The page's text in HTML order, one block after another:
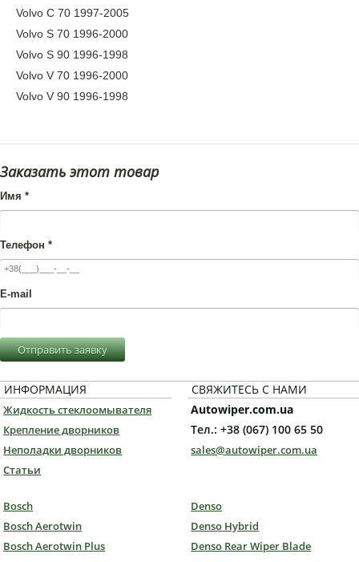
Volvo C 70 1997-2005
Volvo S 70 1996-2000
Volvo S 90 1996-1998
Volvo V 70 1996-2000
Volvo V 90 1996-1998
Заказать этот товар
Имя *
Телефон *
E-mail
Отправить заявку
ИНФОРМАЦИЯ
Жидкость стеклоомывателя
Крепление дворников
Неполадки дворников
Статьи
СВЯЖИТЕСЬ С НАМИ
Autowiper.com.ua
Тел.: +38 (067) 100 65 50
sales@autowiper.com.ua
Bosch
Bosch Aerotwin
Bosch Aerotwin Plus
Denso
Denso Hybrid
Denso Rear Wiper Blade